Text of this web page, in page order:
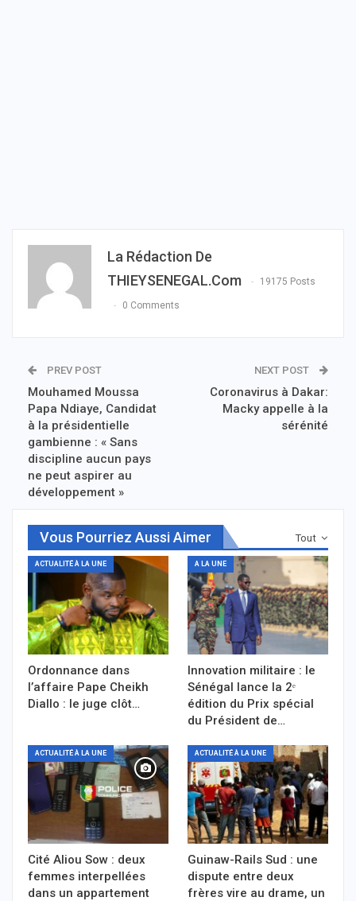
La Rédaction De
THIEYSENEGAL.com
19175 Posts
0 Comments
PREV POST
Mouhamed Moussa
Papa Ndiaye, Candidat
à la présidentielle
gambienne : « Sans
discipline aucun pays
ne peut aspirer au
développement »
NEXT POST
Coronavirus à Dakar:
Macky appelle à la
sérénité
Tout
Vous Pourriez Aussi Aimer
ACTUALITÉ À LA UNE
Ordonnance dans
l’affaire Pape Cheikh
Diallo : le juge clôt…
A LA UNE
Innovation militaire : le
Sénégal lance la 2ᵉ
édition du Prix spécial
du Président de…
ACTUALITÉ À LA UNE
Cité Aliou Sow : deux
femmes interpellées
dans un appartement
ACTUALITÉ À LA UNE
Guinaw-Rails Sud : une
dispute entre deux
frères vire au drame, un